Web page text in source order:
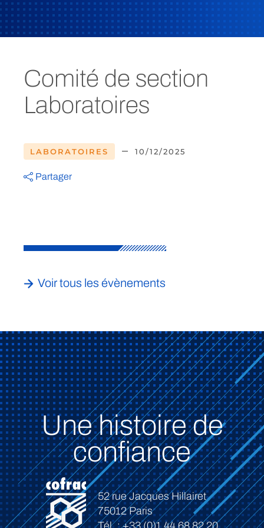
Comité de section
Laboratoires
LABORATOIRES – 10/12/2025
Partager
Voir tous les évènements
Une histoire de
confiance
52 rue Jacques Hillairet
75012 Paris
Tél. : +33 (0)1 44 68 82 20